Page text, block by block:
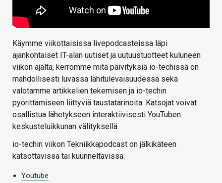
Käymme viikottaisissa livepodcasteissa läpi
ajankohtaiset IT-alan uutiset ja uutuustuotteet kuluneen
viikon ajalta, kerromme mitä päivityksiä io-techissä on
mahdollisesti luvassa lähitulevaisuudessa sekä
valotamme artikkelien tekemisen ja io-techin
pyörittämiseen liittyviä taustatarinoita. Katsojat voivat
osallistua lähetykseen interaktiivisesti YouTuben
keskusteluikkunan välityksellä.
io-techin viikon Tekniikkapodcast on jälkikäteen
katsottavissa tai kuunneltavissa:
Youtube